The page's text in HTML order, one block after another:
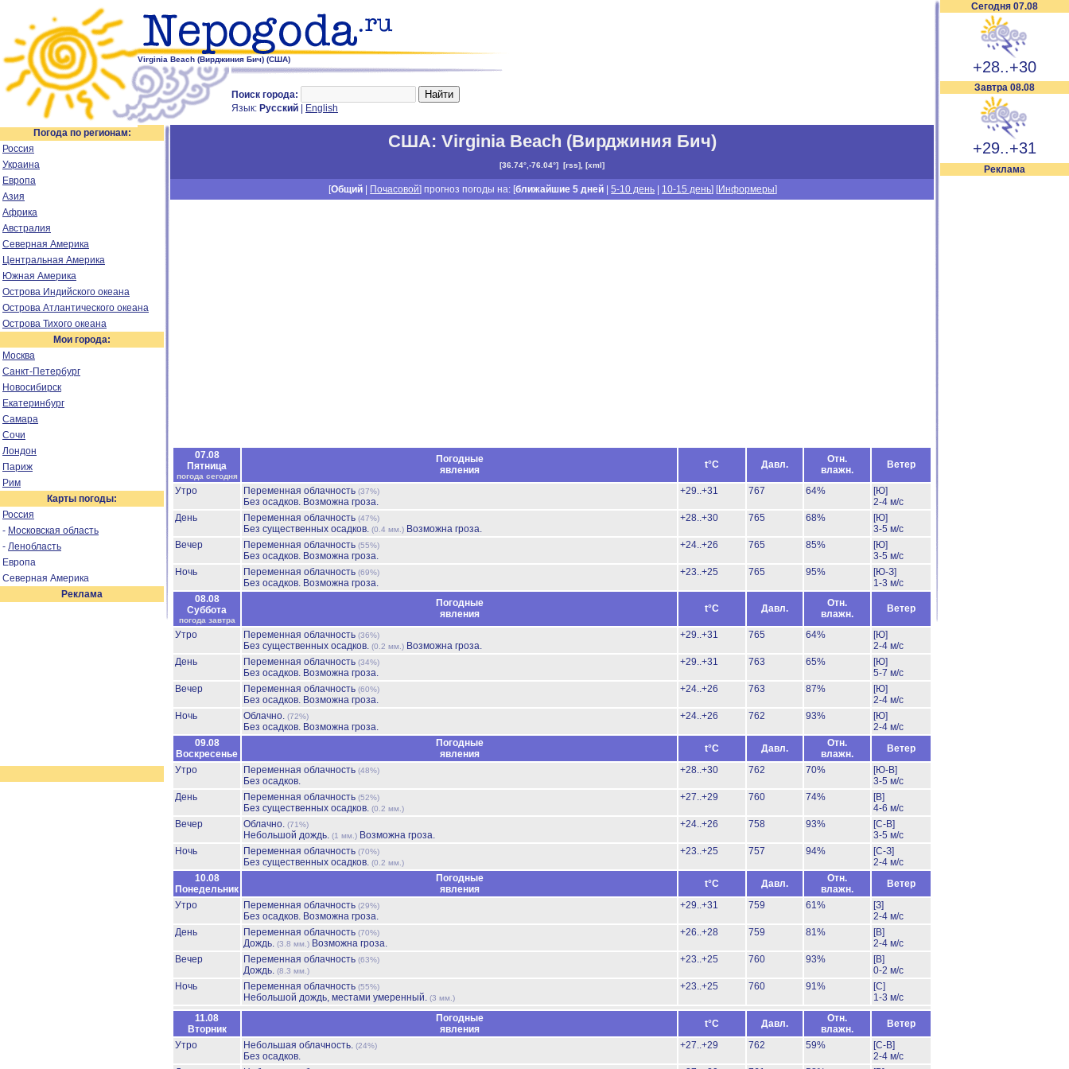
Virginia Beach (Вирджиния Бич) (США)
Поиск города:
Язык: Русский English
Сегодня 07.08
+28..+30
Завтра 08.08
+29..+31
Реклама
Погода по регионам:
Россия
Украина
Европа
Азия
Африка
Австралия
Северная Америка
Центральная Америка
Южная Америка
Острова Индийского океана
Острова Атлантического океана
Острова Тихого океана
Мои города:
Москва
Санкт-Петербург
Новосибирск
Екатеринбург
Самара
Сочи
Лондон
Париж
Рим
Карты погоды:
Россия
- Московская область
- Ленобласть
Европа
Северная Америка
Реклама
США: Virginia Beach (Вирджиния Бич)
[36.74°,-76.04°] [rss], [xml]
[Общий Почасовой] прогноз погоды на: [ближайшие 5 дней |5-10 день 10-15 день] [Информеры]
07.08
Пятница
погода сегодня
Погодные
явления
t°C Давл.
Отн.
влажн.
Ветер
Утро Переменная облачность (37%)
Без осадков. Возможна гроза.
+29..+31 767 64%
[Ю]
2-4 м/с
День
Переменная облачность (47%)
Без существенных осадков. (0.4 мм.) Возможна гроза.
+28..+30 765 68%
[Ю]
3-5 м/с
Вечер
Переменная облачность (55%)
Без осадков. Возможна гроза.
+24..+26 765 85%
[Ю]
3-5 м/с
Ночь
Переменная облачность (69%)
Без осадков. Возможна гроза.
+23..+25 765 95%
[Ю-З]
1-3 м/с
08.08
Суббота
погода завтра
Погодные
явления
t°C Давл.
Отн.
влажн.
Ветер
Утро Переменная облачность (36%)
Без существенных осадков. (0.2 мм.) Возможна гроза.
+29..+31 765 64%
[Ю]
2-4 м/с
День
Переменная облачность (34%)
Без осадков. Возможна гроза.
+29..+31 763 65%
[Ю]
5-7 м/с
Вечер
Переменная облачность (60%)
Без осадков. Возможна гроза.
+24..+26 763 87%
[Ю]
2-4 м/с
Ночь
Облачно. (72%)
Без осадков. Возможна гроза.
+24..+26 762 93%
[Ю]
2-4 м/с
09.08
Воскресенье
Погодные
явления
t°C Давл.
Отн.
влажн.
Ветер
Утро
Переменная облачность (48%)
Без осадков.
+28..+30 762 70%
[Ю-В]
3-5 м/с
День
Переменная облачность (52%)
Без существенных осадков. (0.2 мм.)
+27..+29 760 74%
[В]
4-6 м/с
Вечер
Облачно. (71%)
Небольшой дождь. (1 мм.) Возможна гроза.
+24..+26 758 93%
[С-В]
3-5 м/с
Ночь
Переменная облачность (70%)
Без существенных осадков. (0.2 мм.)
+23..+25 757 94%
[С-З]
2-4 м/с
10.08
Понедельник
Погодные
явления
t°C Давл.
Отн.
влажн.
Ветер
Утро
Переменная облачность (29%)
Без осадков. Возможна гроза.
+29..+31 759 61%
[З]
2-4 м/с
День
Переменная облачность (70%)
Дождь. (3.8 мм.) Возможна гроза.
+26..+28 759 81%
[В]
2-4 м/с
Вечер
Переменная облачность (63%)
Дождь. (8.3 мм.)
+23..+25 760 93%
[В]
0-2 м/с
Ночь
Переменная облачность (55%)
Небольшой дождь, местами умеренный. (3 мм.)
+23..+25 760 91%
[С]
1-3 м/с
11.08
Вторник
Погодные
явления
t°C Давл.
Отн.
влажн.
Ветер
Утро
Небольшая облачность. (24%)
Без осадков.
+27..+29 762 59%
[С-В]
2-4 м/с